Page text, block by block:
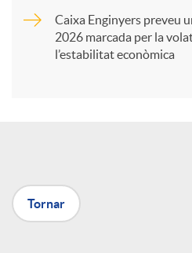
X
Caixa Enginyers preveu
2026 marcada per la
l’estabilitat econòmica
Tornar